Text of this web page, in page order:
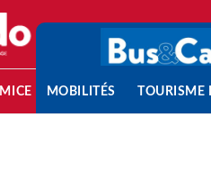
MICE MOBILITÉS TOURISME